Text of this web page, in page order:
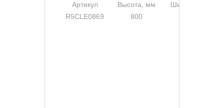
Артикул Высота, мм
Ширина, мм
R5CLE0869
800